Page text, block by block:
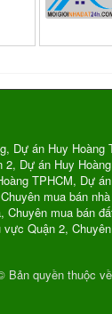
Dự án Huy
2, Dự án Huy
TPHCM, Dự
mua bán
Chuyên mua bán
Quận 2,
Bản quyền thuộc về